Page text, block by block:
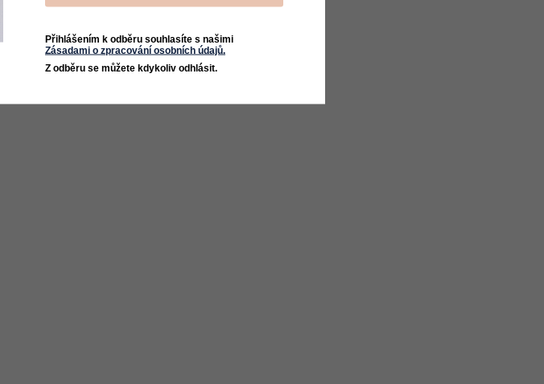
Přihlášením k odběru souhlasíte s našimi
Zásadami o zpracování osobních údajů.
Z odběru se můžete kdykoliv odhlásit.